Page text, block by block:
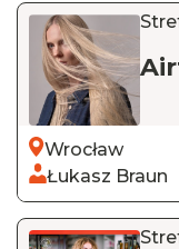
Wrocław
Łukasz Braun